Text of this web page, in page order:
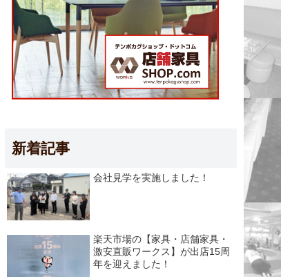
新着記事
会社見学を実施しました！
楽天市場の【家具・店舗家具・
激安直販ワークス】が出店15周
年を迎えました！